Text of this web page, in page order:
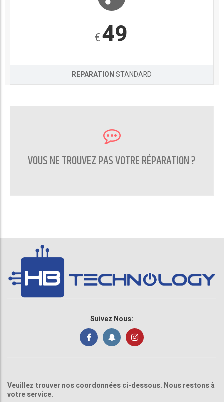
€49
REPARATIONSTANDARD
VOUS NE TROUVEZ PAS VOTRE RÉPARATION ?
CONTACTEZ NOUS
Suivez Nous:
Veuillez trouver nos coordonnées ci-dessous. Nous restons à
votre service.